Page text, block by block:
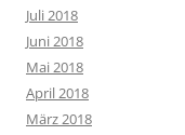
Juli 2018
Juni 2018
Mai 2018
April 2018
März 2018